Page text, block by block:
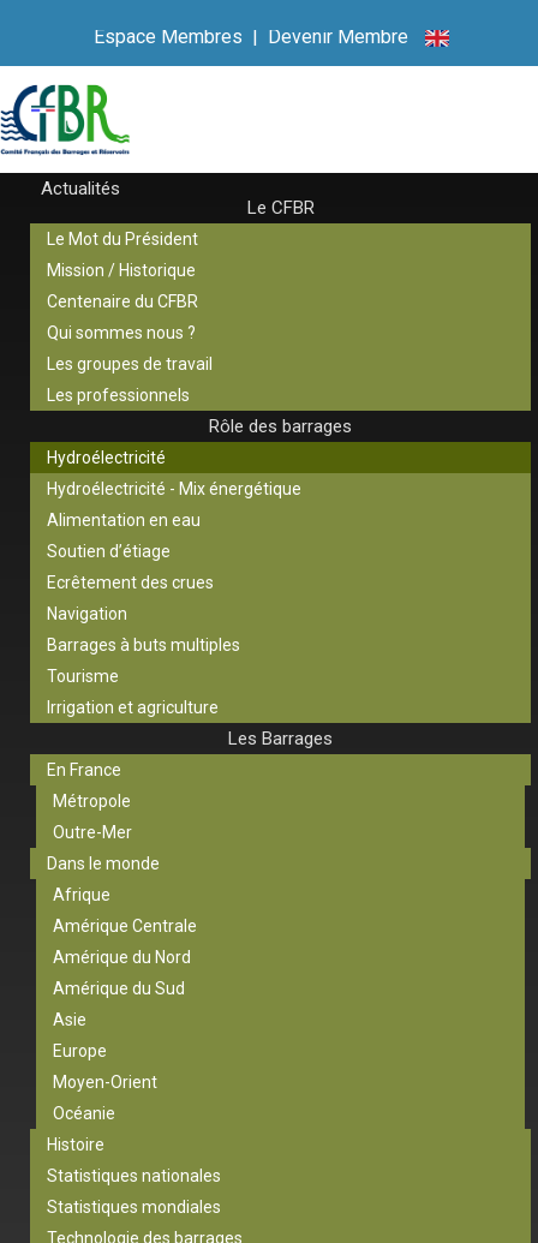
Espace Membres | Devenir Membre
Actualités
Le CFBR
Le Mot du Président
Mission / Historique
Centenaire du CFBR
Qui sommes nous ?
Les groupes de travail
Les professionnels
Rôle des barrages
Hydroélectricité
Hydroélectricité - Mix énergétique
Alimentation en eau
Soutien d’étiage
Ecrêtement des crues
Navigation
Barrages à buts multiples
Tourisme
Irrigation et agriculture
Les Barrages
En France
Métropole
Outre-Mer
Dans le monde
Afrique
Amérique Centrale
Amérique du Nord
Amérique du Sud
Asie
Europe
Moyen-Orient
Océanie
Histoire
Statistiques nationales
Statistiques mondiales
Technologie des barrages